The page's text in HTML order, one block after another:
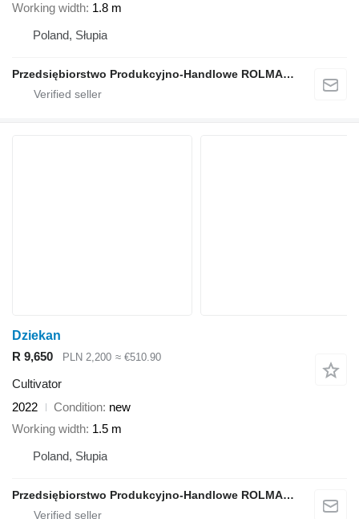
Working width 1.8 m
Poland, Słupia
Przedsiębiorstwo Produkcyjno-Handlowe ROLMAPOL Marcin Dziekan
Dziekan
R 9,650
PLN 2,200 ≈ €510.90
Cultivator
2022
Condition new
Working width 1.5 m
Poland, Słupia
Przedsiębiorstwo Produkcyjno-Handlowe ROLMAPOL Marcin Dziekan